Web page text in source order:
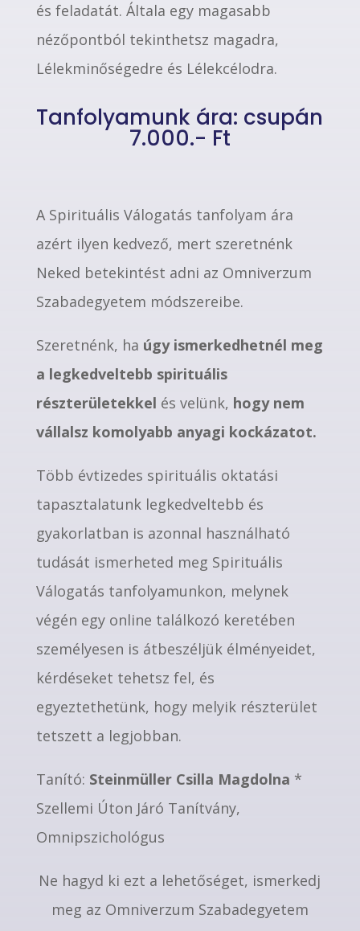
és feladatát. Általa egy magasabb
nézőpontból tekinthetsz magadra,
Lélekminőségedre és Lélekcélodra.
Tanfolyamunk ára: csupán
7.000.- Ft
A Spirituális Válogatás tanfolyam ára
azért ilyen kedvező, mert szeretnénk
Neked betekintést adni az Omniverzum
Szabadegyetem módszereibe.
Szeretnénk, ha úgy ismerkedhetnél meg
a legkedveltebb spirituális
részterületekkel és velünk, hogy nem
vállalsz komolyabb anyagi kockázatot.
Több évtizedes spirituális oktatási
tapasztalatunk legkedveltebb és
gyakorlatban is azonnal használható
tudását ismerheted meg Spirituális
Válogatás tanfolyamunkon, melynek
végén egy online találkozó keretében
személyesen is átbeszéljük élményeidet,
kérdéseket tehetsz fel, és
egyeztethetünk, hogy melyik részterület
tetszett a legjobban.
Tanító: Steinmüller Csilla Magdolna *
Szellemi Úton Járó Tanítvány,
Omnipszichológus
Ne hagyd ki ezt a lehetőséget, ismerkedj
meg az Omniverzum Szabadegyetem